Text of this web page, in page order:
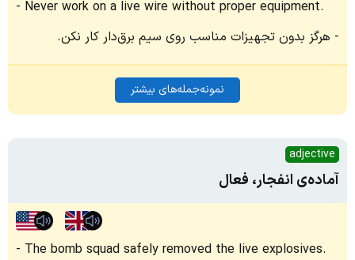
Never work on a live wire without proper equipment.
هرگز بدون تجهیزات مناسب روی سیم برق‌دار کار نکن.
نمونه‌جمله‌های بیشتر
adjective
آماده‌ی انفجار، فعال
The bomb squad safely removed the live explosives.